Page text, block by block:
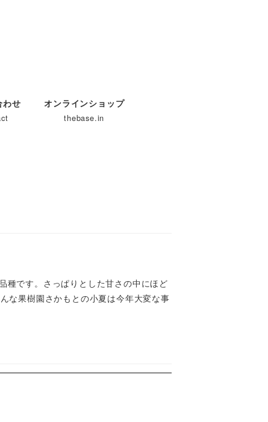
わせ オンラインショップ
thebase.in
種です。さっぱりとした甘さの中にほど
な果樹園さかもとの小夏は今年大変な事